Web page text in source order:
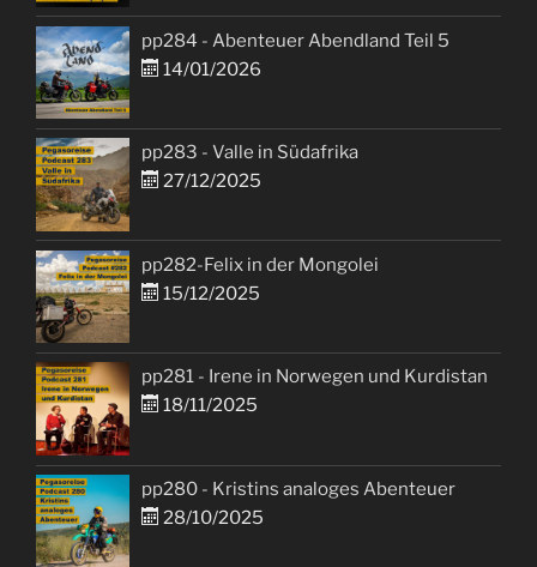
pp284 - Abenteuer Abendland Teil 5
14/01/2026
pp283 - Valle in Südafrika
27/12/2025
pp282-Felix in der Mongolei
15/12/2025
pp281 - Irene in Norwegen und Kurdistan
18/11/2025
pp280 - Kristins analoges Abenteuer
28/10/2025